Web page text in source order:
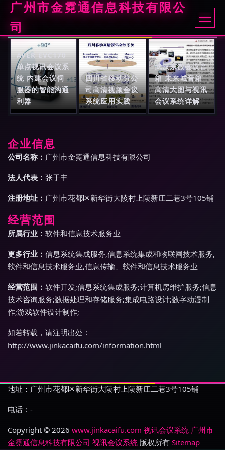
广州市金霓通信息科技有限公
司
AVER EVC170
单点视讯会议系
统 内建会议伺
服器的智能沟通
利器
四川省移动分公
司高清视频会议
系统应用实践
武汉东微会议音
箱 未来城音箱
高清大图与视讯
会议系统详解
企业信息
公司名称： 广州市金霓通信息科技有限公司
法人代表： 张于丰
注册地址： 广州市花都区新华街大陵村上陵新庄二巷3号105铺
经营范围
所属行业： 软件和信息技术服务业
更多行业： 信息系统集成服务,信息系统集成和物联网技术服务,
软件和信息技术服务业,信息传输、软件和信息技术服务业
经营范围： 软件开发;信息系统集成服务;计算机房维护服务;信息
技术咨询服务;数据处理和存储服务;集成电路设计;数字动漫制
作;游戏软件设计制作;
如若转载，请注明出处：
http://www.jinkacaifu.com/information.html
地址：广州市花都区新华街大陵村上陵新庄二巷3号105铺
电话：-
Copyright © 2026 www.jinkacaifu.com 视讯会议系统 广州市
金霓通信息科技有限公司 视讯会议系统 版权所有 Sitemap